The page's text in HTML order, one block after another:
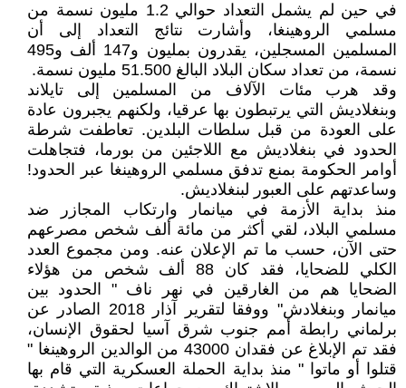
في حين لم يشمل التعداد حوالي 1.2 مليون نسمة من
مسلمي الروهينغا، وأشارت نتائج التعداد إلى أن
المسلمين المسجلين، يقدرون بمليون و147 ألف و495
نسمة، من تعداد سكان البلاد البالغ 51.500 مليون نسمة.
وقد هرب مئات الآلاف من المسلمين إلى تايلاند
وبنغلاديش التي يرتبطون بها عرقيا، ولكنهم يجبرون عادة
على العودة من قبل سلطات البلدين. تعاطفت شرطة
الحدود في بنغلاديش مع اللاجئين من بورما، فتجاهلت
أوامر الحكومة بمنع تدفق مسلمي الروهينغا عبر الحدود!
وساعدتهم على العبور لبنغلاديش.
منذ بداية الأزمة في ميانمار وارتكاب المجازر ضد
مسلمي البلاد، لقي أكثر من مائة ألف شخص مصرعهم
حتى الآن، حسب ما تم الإعلان عنه. ومن مجموع العدد
الكلي للضحايا، فقد كان 88 ألف شخص من هؤلاء
الضحايا هم من الغارقين في نهر ناف " الحدود بين
ميانمار وبنغلادش" ووفقا لتقرير آذار 2018 الصادر عن
برلماني رابطة أمم جنوب شرق آسيا لحقوق الإنسان،
فقد تم الإبلاغ عن فقدان 43000 من الوالدين الروهينغا "
قتلوا أو ماتوا " منذ بداية الحملة العسكرية التي قام بها